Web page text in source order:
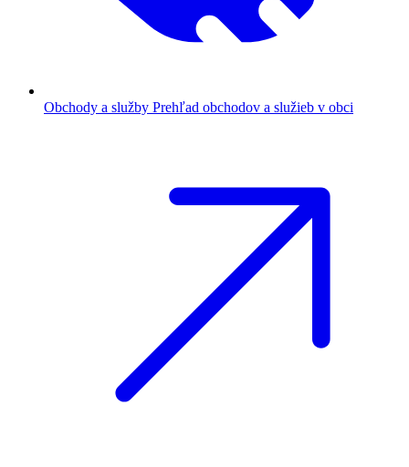
Obchody a služby Prehľad obchodov a služieb v obci